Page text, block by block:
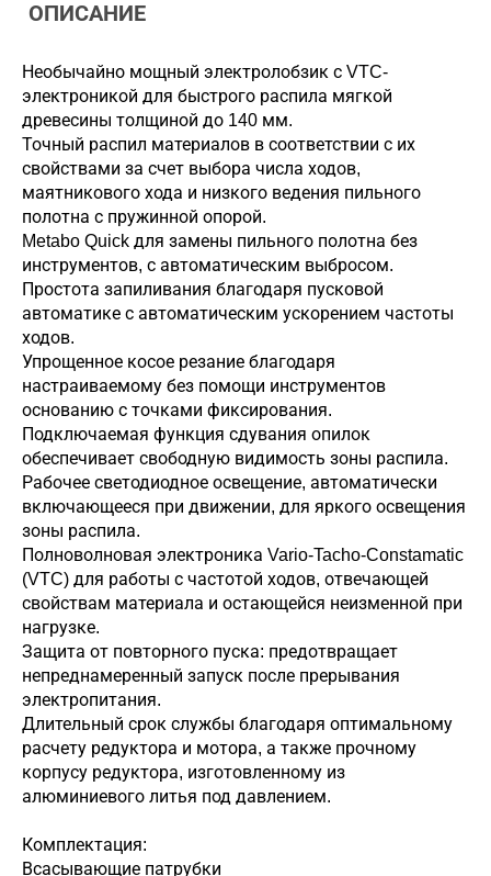
ОПИСАНИЕ
Необычайно мощный электролобзик с VTC-
электроникой для быстрого распила мягкой
древесины толщиной до 140 мм.
Точный распил материалов в соответствии с их
свойствами за счет выбора числа ходов,
маятникового хода и низкого ведения пильного
полотна с пружинной опорой.
Metabo Quick для замены пильного полотна без
инструментов, с автоматическим выбросом.
Простота запиливания благодаря пусковой
автоматике с автоматическим ускорением частоты
ходов.
Упрощенное косое резание благодаря
настраиваемому без помощи инструментов
основанию с точками фиксирования.
Подключаемая функция сдувания опилок
обеспечивает свободную видимость зоны распила.
Рабочее светодиодное освещение, автоматически
включающееся при движении, для яркого освещения
зоны распила.
Полноволновая электроника Vario-Tacho-Constamatic
(VTC) для работы с частотой ходов, отвечающей
свойствам материала и остающейся неизменной при
нагрузке.
Защита от повторного пуска: предотвращает
непреднамеренный запуск после прерывания
электропитания.
Длительный срок службы благодаря оптимальному
расчету редуктора и мотора, а также прочному
корпусу редуктора, изготовленному из
алюминиевого литья под давлением.
Комплектация:
Всасывающие патрубки